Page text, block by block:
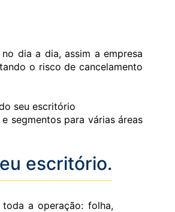
dia a dia, assim a empresa
o risco de cancelamento
seu escritório
segmentos para várias áreas
escritório.
toda a operação: folha,